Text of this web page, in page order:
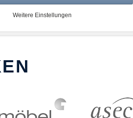
Weitere Einstellungen